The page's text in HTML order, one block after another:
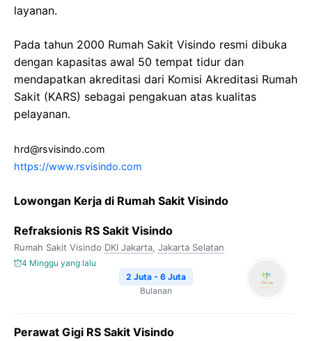
layanan.
Pada tahun 2000 Rumah Sakit Visindo resmi dibuka
dengan kapasitas awal 50 tempat tidur dan
mendapatkan akreditasi dari Komisi Akreditasi Rumah
Sakit (KARS) sebagai pengakuan atas kualitas
pelayanan.
hrd@rsvisindo.com
https://www.rsvisindo.com
Lowongan Kerja di Rumah Sakit Visindo
Refraksionis RS Sakit Visindo
Rumah Sakit Visindo DKI Jakarta, Jakarta Selatan
4 Minggu yang lalu
2 Juta - 6 Juta
Bulanan
Perawat Gigi RS Sakit Visindo